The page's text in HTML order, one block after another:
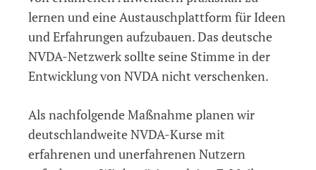
lernen und eine Austauschplattform für Ideen
und Erfahrungen aufzubauen. Das deutsche
NVDA-Netzwerk sollte seine Stimme in der
Entwicklung von NVDA nicht verschenken.
Als nachfolgende Maßnahme planen wir
deutschlandweite NVDA-Kurse mit
erfahrenen und unerfahrenen Nutzern